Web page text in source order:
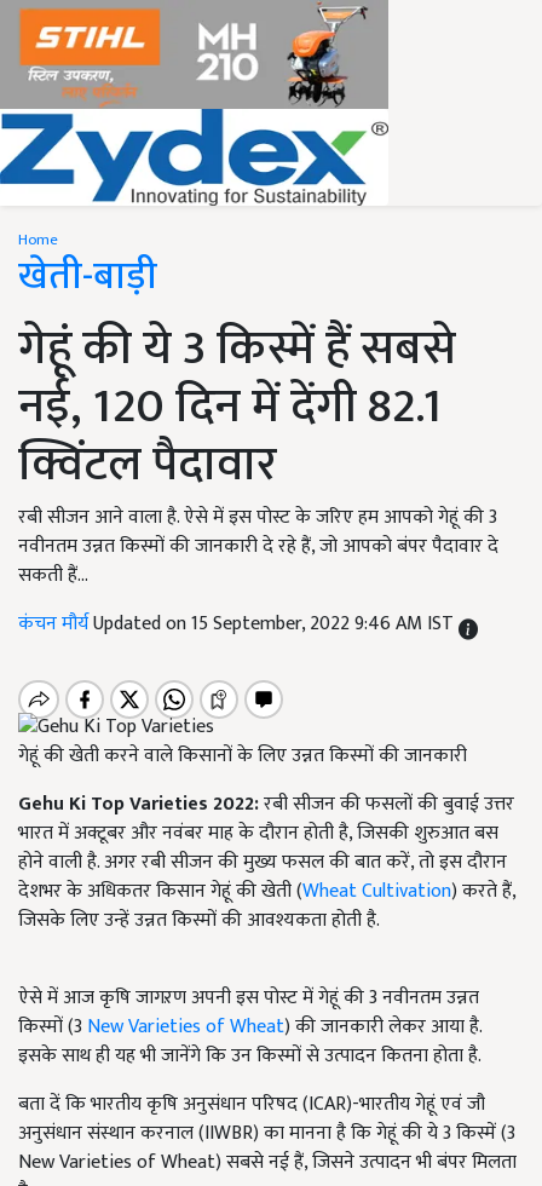
Home
खेती-बाड़ी
गेहूं की ये 3 किस्में हैं सबसे
नई, 120 दिन में देंगी 82.1
क्विंटल पैदावार
रबी सीजन आने वाला है. ऐसे में इस पोस्ट के जरिए हम आपको गेहूं की 3
नवीनतम उन्नत किस्मों की जानकारी दे रहे हैं, जो आपको बंपर पैदावार दे
सकती हैं...
कंचन मौर्यUpdated on 15 September, 2022 9:46 AM IST
गेहूं की खेती करने वाले किसानों के लिए उन्नत किस्मों की जानकारी
Gehu Ki Top Varieties 2022:रबी सीजन की फसलों की बुवाई उत्तर
भारत में अक्टूबर और नवंबर माह के दौरान होती है, जिसकी शुरुआत बस
होने वाली है. अगर रबी सीजन की मुख्य फसल की बात करें, तो इस दौरान
देशभर के अधिकतर किसान गेहूं की खेती (Wheat Cultivation) करते हैं,
जिसके लिए उन्हें उन्नत किस्मों की आवश्यकता होती है.
ऐसे में आज कृषि जागऱण अपनी इस पोस्ट में गेहूं की 3 नवीनतम उन्नत
किस्मों (3 New Varieties of Wheat) की जानकारी लेकर आया है.
इसके साथ ही यह भी जानेंगे कि उन किस्मों से उत्पादन कितना होता है.
बता दें कि भारतीय कृषि अनुसंधान परिषद (ICAR)-भारतीय गेहूं एवं जौ
अनुसंधान संस्थान करनाल (IIWBR) का मानना है कि गेहूं की ये 3 किस्में (3
New Varieties of Wheat) सबसे नई हैं, जिसने उत्पादन भी बंपर मिलता